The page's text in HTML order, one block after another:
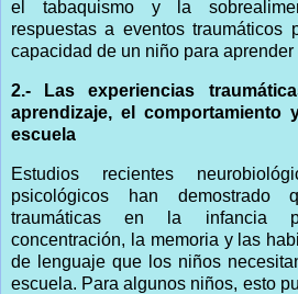
el tabaquismo y la
respuestas a eventos traumáticos
capacidad de un niño para
2.- Las experiencias
aprendizaje, el comportamiento
escuela
Estudios recientes
psicológicos han demostrado
traumáticas en la infancia
concentración, la memoria y las
de lenguaje que los niños
escuela. Para algunos niños, esto